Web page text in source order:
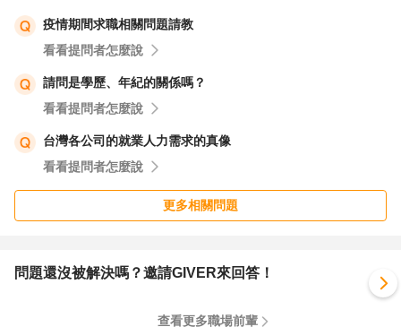
疫情期間求職相關問題請教
看看提問者怎麼說
請問是學歷、年紀的關係嗎？
看看提問者怎麼說
台灣各公司的就業人力需求的真像
看看提問者怎麼說
更多相關問題
問題還沒被解決嗎？邀請GIVER來回答！
查看更多職場前輩